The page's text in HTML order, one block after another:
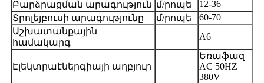
Բարձրացման արագություն մ/րոպե
12-36
Տրոլեյբուսի արագությունը
մ/րոպե
60-70
Աշխատանքային
համակարգ
A6
Էլեկտրաէներգիայի աղբյուր
Եռաֆազ
AC 50HZ
380V